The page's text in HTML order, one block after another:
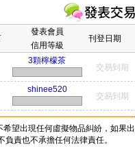
發表會員
信用等級
刊登日期
3顆檸檬茶
交易到期
shinee520
交易到期
望出現任何虛擬物品糾紛，如果出
責也不承擔任何法律責任。